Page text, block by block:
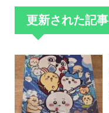
更新された記事